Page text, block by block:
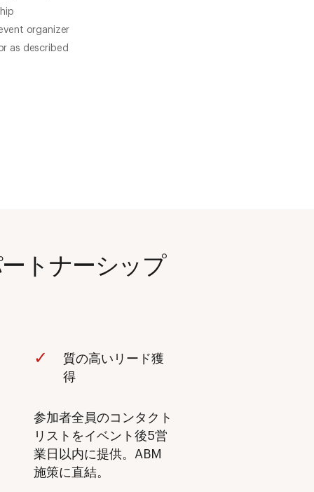
organizer
as described
トナーシップ
質の高いリード獲
得
参加者全員のコンタクト
リストをイベント後5営
業日以内に提供。ABM
施策に直結。